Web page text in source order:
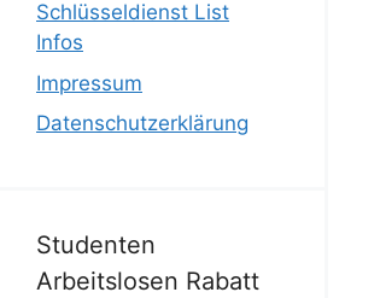
Schlüsseldienst List
Infos
Impressum
Datenschutzerklärung
Studenten
Arbeitslosen Rabatt